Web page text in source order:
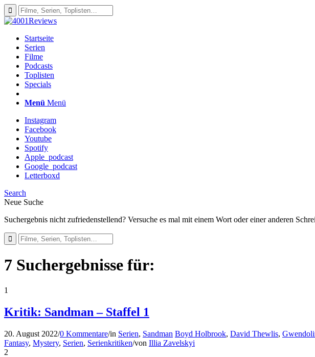
Startseite
Serien
Filme
Podcasts
Toplisten
Specials
Menü Menü
Instagram
Facebook
Youtube
Spotify
Apple_podcast
Google_podcast
Letterboxd
Search
Neue Suche
Suchergebnis nicht zufriedenstellend? Versuche es mal mit einem Wort oder einer anderen
7 Suchergebnisse für:
1
Kritik: Sandman – Staffel 1
20. August 2022/0 Kommentare/in Serien, Sandman Boyd Holbrook, David Thewlis,
Fantasy, Mystery, Serien, Serienkritiken/von Illia Zavelskyi
2